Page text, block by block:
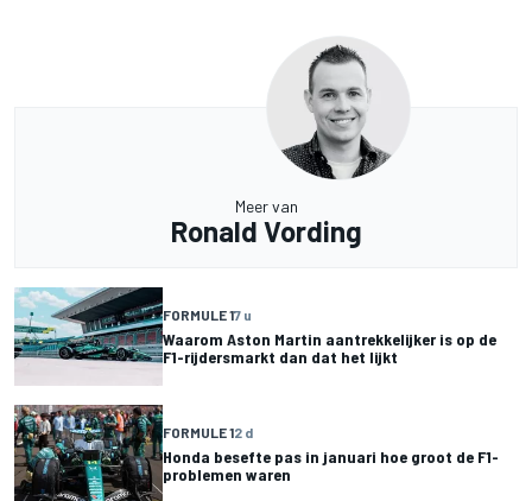
Meer van
Ronald Vording
FORMULE 17 u
Waarom Aston Martin aantrekkelijker is op de
F1-rijdersmarkt dan dat het lijkt
FORMULE 12 d
Honda besefte pas in januari hoe groot de F1-
problemen waren